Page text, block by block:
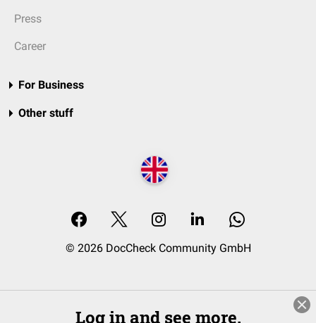
Press
Career
For Business
Other stuff
© 2026 DocCheck Community GmbH
Log in and see more.